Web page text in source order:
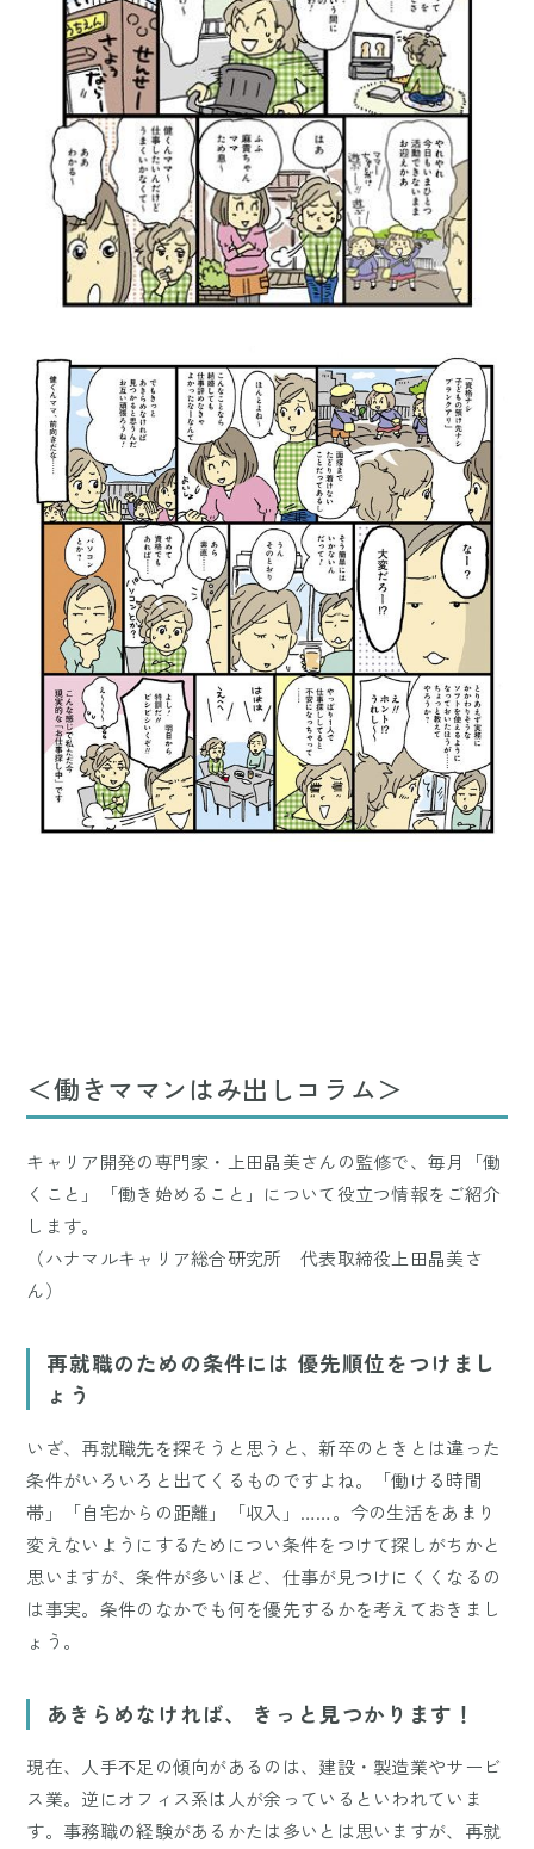
＜働きママンはみ出しコラム＞
キャリア開発の専門家・上田晶美さんの監修で、毎月「働
くこと」「働き始めること」について役立つ情報をご紹介
します。
（ハナマルキャリア総合研究所 代表取締役上田晶美さ
ん）
再就職のための条件には 優先順位をつけまし
ょう
いざ、再就職先を探そうと思うと、新卒のときとは違った
条件がいろいろと出てくるものですよね。「働ける時間
帯」「自宅からの距離」「収入」……。今の生活をあまり
変えないようにするためについ条件をつけて探しがちかと
思いますが、条件が多いほど、仕事が見つけにくくなるの
は事実。条件のなかでも何を優先するかを考えておきまし
ょう。
あきらめなければ、 きっと見つかります！
現在、人手不足の傾向があるのは、建設・製造業やサービ
ス業。逆にオフィス系は人が余っているといわれていま
す。事務職の経験があるかたは多いとは思いますが、再就